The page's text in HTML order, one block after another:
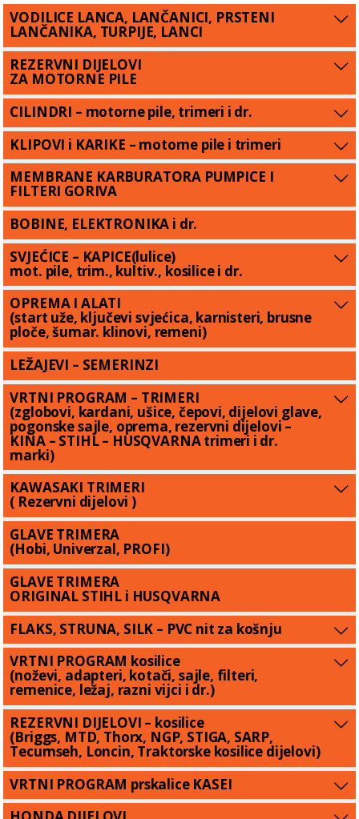
VODILICE LANCA, LANČANICI, PRSTENI
LANČANIKA, TURPIJE, LANCI
REZERVNI DIJELOVI
ZA MOTORNE PILE
CILINDRI – motorne pile, trimeri i dr.
KLIPOVI i KARIKE – motorne pile i trimeri
MEMBRANE KARBURATORA PUMPICE I
FILTERI GORIVA
BOBINE, ELEKTRONIKA i dr.
SVJEĆICE – KAPICE(lulice)
mot. pile, trim., kultiv., kosilice i dr.
OPREMA I ALATI
(start uže, ključevi svjećica, karnisteri, brusne
ploče, šumar. klinovi, remeni)
LEŽAJEVI – SEMERINZI
VRTNI PROGRAM – TRIMERI
(zglobovi, kardani, ušice, čepovi, dijelovi glave,
pogonske sajle, oprema, rezervni dijelovi –
KINA – STIHL – HUSQVARNA trimeri i dr.
marki)
KAWASAKI TRIMERI
( Rezervni dijelovi )
GLAVE TRIMERA
(Hobi, Univerzal, PROFI)
GLAVE TRIMERA
ORIGINAL STIHL i HUSQVARNA
FLAKS, STRUNA, SILK – PVC nit za košnju
VRTNI PROGRAM kosilice
(noževi, adapteri, kotači, sajle, filteri,
remenice, ležaj, razni vijci i dr.)
REZERVNI DIJELOVI – kosilice
(Briggs, MTD, Thorx, NGP, STIGA, SARP,
Tecumseh, Loncin, Traktorske kosilice dijelovi)
VRTNI PROGRAM prskalice KASEI